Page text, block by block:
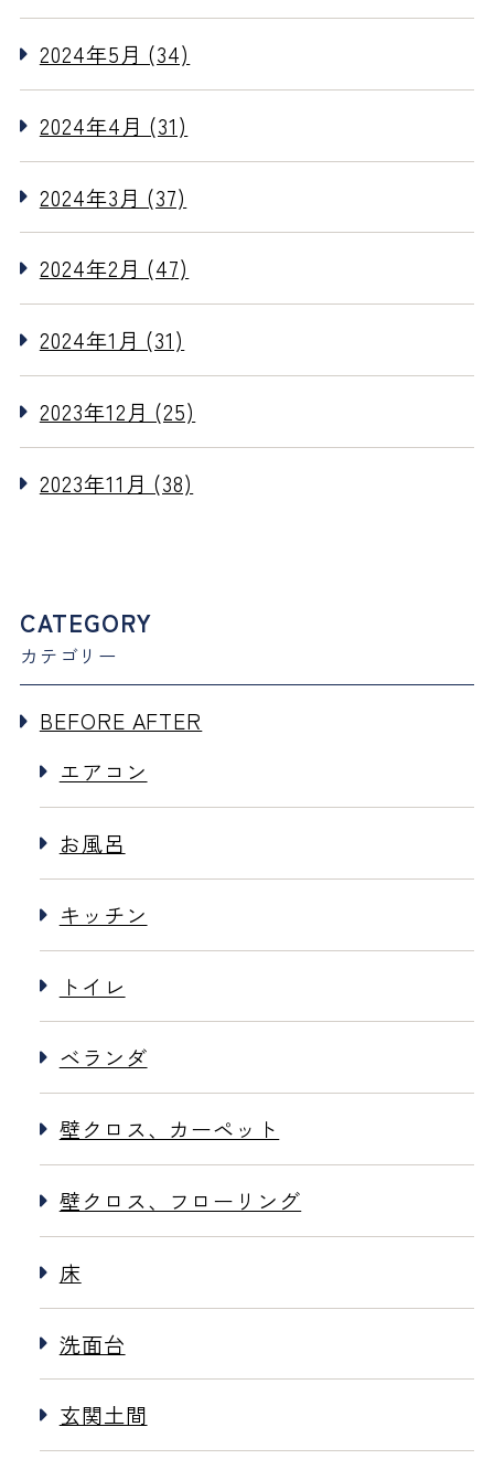
2024年5月 (34)
2024年4月 (31)
2024年3月 (37)
2024年2月 (47)
2024年1月 (31)
2023年12月 (25)
2023年11月 (38)
CATEGORY
カテゴリー
BEFORE AFTER
エアコン
お風呂
キッチン
トイレ
ベランダ
壁クロス、カーペット
壁クロス、フローリング
床
洗面台
玄関土間